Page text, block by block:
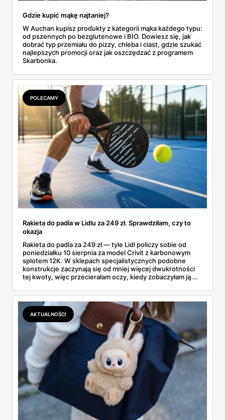
Gdzie kupić mąkę najtaniej?
W Auchan kupisz produkty z kategorii mąka każdego typu:
od pszennych po bezglutenowe i BIO. Dowiesz się, jak
dobrać typ przemiału do pizzy, chleba i ciast, gdzie szukać
najlepszych promocji oraz jak oszczędzać z programem
Skarbonka.
POLECAMY
Rakieta do padla w Lidlu za 249 zł. Sprawdziłam, czy to
okazja
Rakieta do padla za 249 zł — tyle Lidl policzy sobie od
poniedziałku 10 sierpnia za model Crivit z karbonowym
splotem 12K. W sklepach specjalistycznych podobne
konstrukcje zaczynają się od mniej więcej dwukrotności
tej kwoty, więc przecierałam oczy, kiedy zobaczyłam ją w
najszybciej rosnący sport w Polsce: kortów przybywa
lawinowo, a chętnych jeszcze szybciej. Sprawdziłam, co
dokładnie dostajemy za te pieniądze i komu taka rakieta
faktycznie wystarczy.
AKTUALNOŚCI